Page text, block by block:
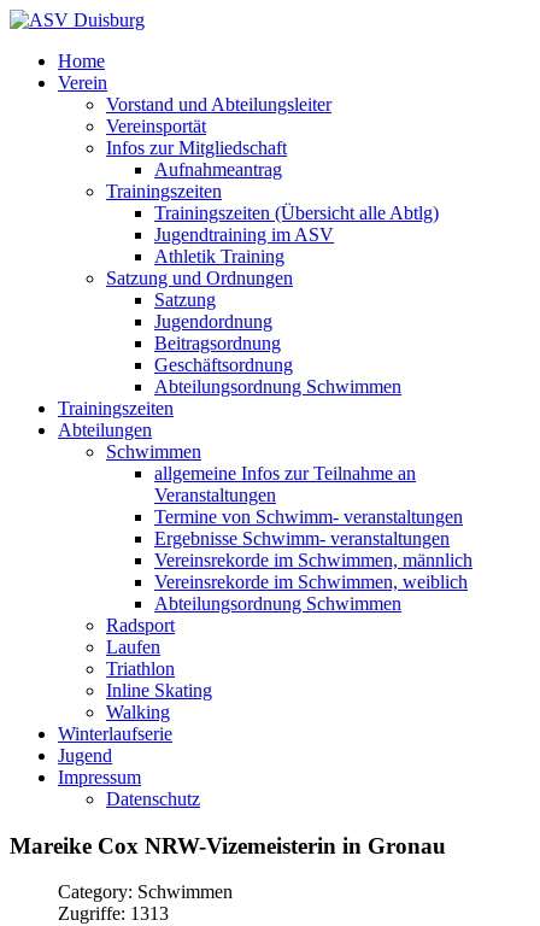
Home
Verein
Vorstand und Abteilungsleiter
Vereinsportät
Infos zur Mitgliedschaft
Aufnahmeantrag
Trainingszeiten
Trainingszeiten (Übersicht alle Abtlg)
Jugendtraining im ASV
Athletik Training
Satzung und Ordnungen
Satzung
Jugendordnung
Beitragsordnung
Geschäftsordnung
Abteilungsordnung Schwimmen
Trainingszeiten
Abteilungen
Schwimmen
allgemeine Infos zur Teilnahme an
Veranstaltungen
Termine von Schwimm- veranstaltungen
Ergebnisse Schwimm- veranstaltungen
Vereinsrekorde im Schwimmen, männlich
Vereinsrekorde im Schwimmen, weiblich
Abteilungsordnung Schwimmen
Radsport
Laufen
Triathlon
Inline Skating
Walking
Winterlaufserie
Jugend
Impressum
Datenschutz
Mareike Cox NRW-Vizemeisterin in Gronau
Category: Schwimmen
Zugriffe: 1313